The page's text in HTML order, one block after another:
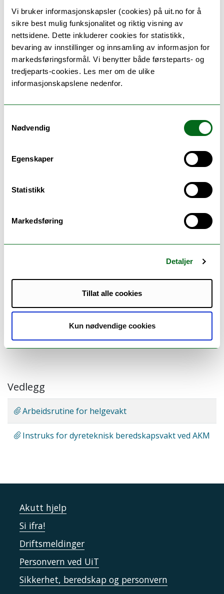
Vi bruker informasjonskapsler (cookies) på uit.no for å
sikre best mulig funksjonalitet og riktig visning av
nettsidene. Dette inkluderer cookies for statistikk,
bevaring av innstillinger og innsamling av informasjon for
markedsføringsformål. Vi benytter både førsteparts- og
tredjeparts-cookies. Les mer om de ulike
informasjonskapslene nedenfor.
Nødvendig
Egenskaper
Statistikk
Markedsføring
Detaljer
Tillat alle cookies
Kun nødvendige cookies
AKM 2 er pr. 1/1-2023 ikke ferdigstilt, men består av 3
hovedbarriere:
Storedyrsavdeling (gris, kanin, småfe)
Akvarieavdeling (sebrafisk)
Isolasjonsavdeling (for smitteforsøk opp til BSL2
med smågnagere og kanin).
oppført. Bygning forventes ferdigstilt pr. Jan 2025.
fasiliteter ut over kjernefasilitetene. Se våre
forskningsgrupper her:
Forskningsgrupper ved
dyreteknisk
beredskapsvakt
helgevakt
Vedlegg
Arbeidsrutine for helgevakt
Instruks for dyreteknisk beredskapsvakt ved AKM
Akutt hjelp
Si ifra!
Driftsmeldinger
Personvern ved UiT
Sikkerhet, beredskap og personvern